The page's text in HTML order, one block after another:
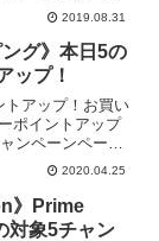
2019.08.31
グ》本日5の
ップ！
トアップ！お買い
ポイントアップ
ンペーンページ
PayPay残高かヤ
だけ。PayPayを
記のリンクか
2020.04.25
》Prime
対象5チャン